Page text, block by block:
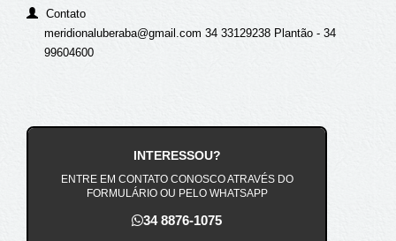
Contato
meridionaluberaba@gmail.com 34 33129238 Plantão - 34
99604600
INTERESSOU?
ENTRE EM CONTATO CONOSCO ATRAVÉS DO
FORMULÁRIO OU PELO WHATSAPP
34 8876-1075